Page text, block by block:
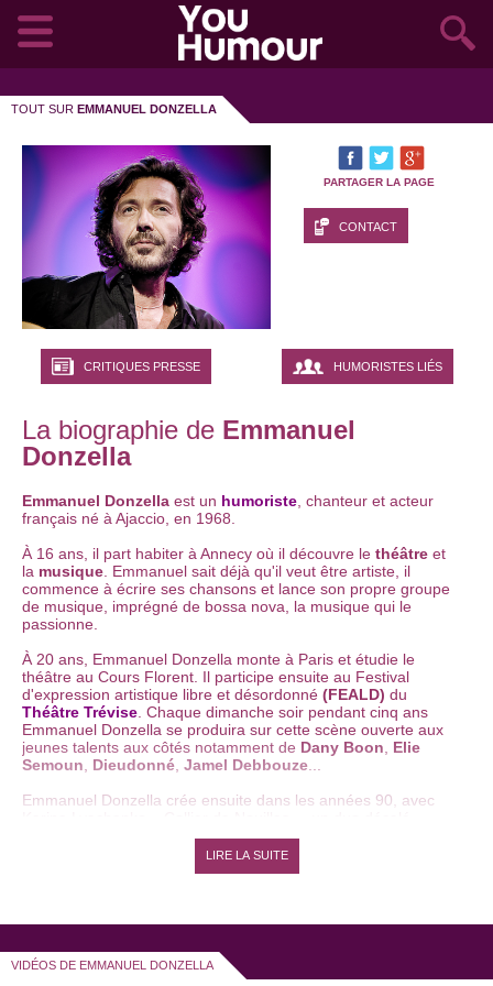
TOUT SUR EMMANUEL DONZELLA
PARTAGER LA PAGE
CONTACT
CRITIQUES PRESSE HUMORISTES LIÉS
La biographie de Emmanuel
Donzella
Emmanuel Donzella est un humoriste , chanteur et acteur
français né à Ajaccio, en 1968.
À 16 ans, il part habiter à Annecy où il découvre le théâtre et
la musique . Emmanuel sait déjà qu'il veut être artiste, il
commence à écrire ses chansons et lance son propre groupe
de musique, imprégné de bossa nova, la musique qui le
passionne.
À 20 ans, Emmanuel Donzella monte à Paris et étudie le
théâtre au Cours Florent. Il participe ensuite au Festival
d'expression artistique libre et désordonné (FEALD) du
Théâtre Trévise . Chaque dimanche soir pendant cinq ans
Emmanuel Donzella se produira sur cette scène ouverte aux
jeunes talents aux côtés notamment de Dany Boon
Elie
Semoun
Dieudonné Jamel Debbouze
Emmanuel Donzella crée ensuite dans les années 90, avec
musical et humoristique qui se produira sur les scènes du
Point Virgule , Blancs Manteaux
10 ans, le duo comique connait un grand succès et se produit
"Thé ou Café", "Fous d'humour", "Profession chanteur"...
LIRE LA SUITE
VIDÉOS DE EMMANUEL DONZELLA